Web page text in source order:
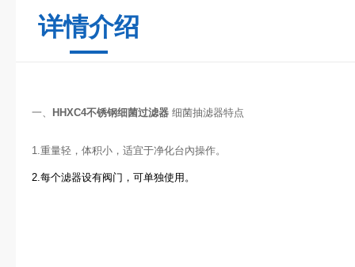
详情介绍
一、 HHXC4不锈钢细菌过滤器 细菌抽滤器特点
1.重量轻，体积小，适宜于净化台內操作。
2.每个滤器设有阀门，可单独使用。